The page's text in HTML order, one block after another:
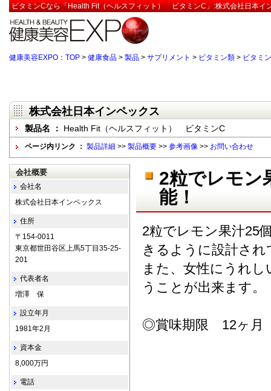
ビタミンCなら「Health Fit（ヘルスフィット） ビタミンC」:株式会社日本イ
健康美容EXPO：TOP > 健康食品 > 製品 > サプリメント > ビタミン類 > ビタミ
株式会社日本インペックス
製品名 ： Health Fit（ヘルスフィット） ビタミンC
ページ内リンク ： 製品詳細 >> 製品概要 >> 参考画像 >> お問い合わせ
2粒でレモン
能！
2粒でレモン果汁25
きるように設計され
また、女性にうれ
うことが出来ます。
◎賞味期限 12ヶ月
会社概要
会社名
株式会社日本インペックス
住所
〒154-0011
東京都世田谷区上馬5丁目35-25-
201
代表者名
増澤 保
設立年月
1981年2月
資本金
8,000万円
電話